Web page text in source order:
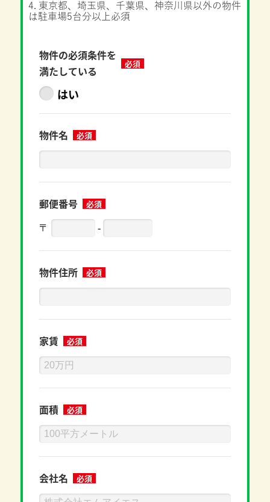
東京都、埼玉県、千葉県、神奈川県以外の物件
は駐車場5台分以上必須
物件の必須条件を
満たしている
必須
はい
物件名 必須
郵便番号 必須
〒 -
物件住所 必須
家賃 必須
面積 必須
会社名 必須